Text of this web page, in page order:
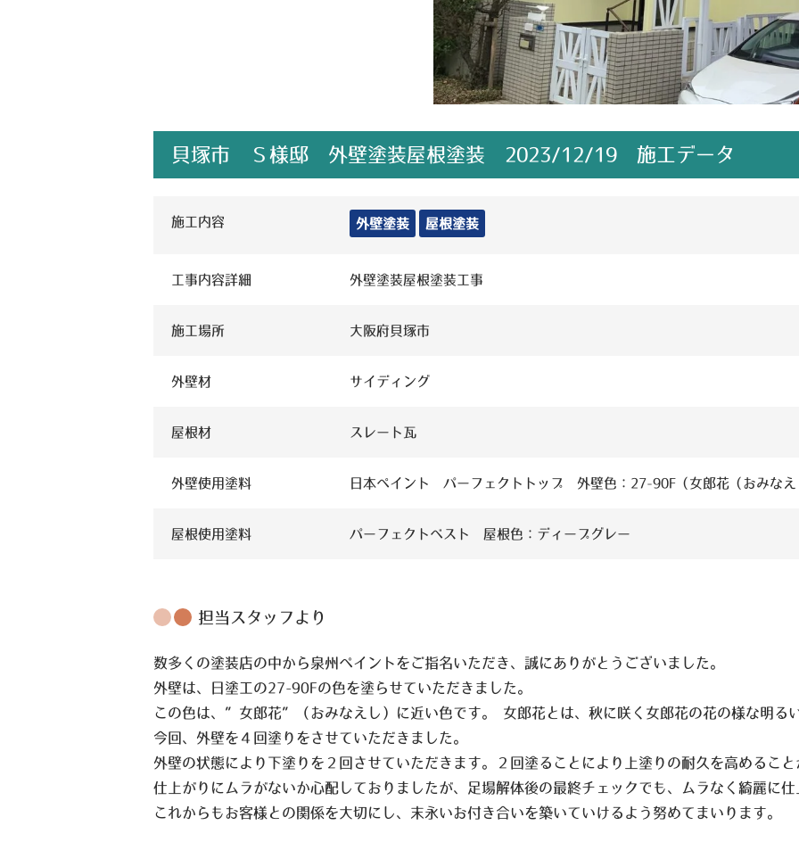
貝塚市 Ｓ様邸 外壁塗装屋根塗装 2023/12/19 施工データ
施工内容 外壁塗装 屋根塗装
工事内容詳細 外壁塗装屋根塗装工事
施工場所 大阪府貝塚市
外壁材 サイディング
屋根材 スレート瓦
外壁使用塗料 日本ペイント パーフェクトトップ 外壁色：27-90F（女郎花（おみなえ
屋根使用塗料 パーフェクトベスト 屋根色：ディープグレー
担当スタッフより
数多くの塗装店の中から泉州ペイントをご指名いただき、誠にありがとうございました。
外壁は、日塗工の27-90Fの色を塗らせていただきました。
この色は、”女郎花”（おみなえし）に近い色です。 女郎花とは、秋に咲く女郎花の花の様な明る
今回、外壁を４回塗りをさせていただきました。
外壁の状態により下塗りを２回させていただきます。２回塗ることにより上塗りの耐久を高めるこ
仕上がりにムラがないか心配しておりましたが、足場解体後の最終チェックでも、ムラなく綺麗に
これからもお客様との関係を大切にし、末永いお付き合いを築いていけるよう努めてまいります。